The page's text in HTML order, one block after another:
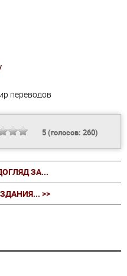
переводов
5(голосов: 260)
ЗА...
>>